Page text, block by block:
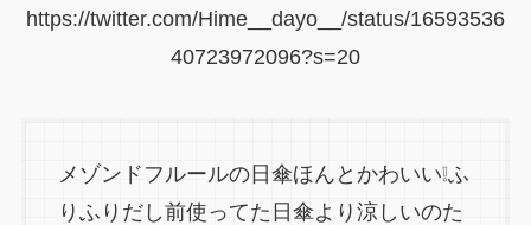
https://twitter.com/Hime__dayo__/status/16593536
40723972096?s=20
メゾンドフルールの日傘ほんとかわいい❕ふ
りふりだし前使ってた日傘より涼しいのた